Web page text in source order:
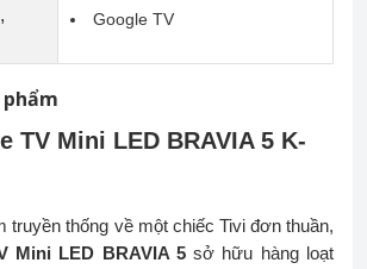
Google TV
TV Mini LED BRAVIA 5 K-
truyền thống về một chiếc Tivi đơn thuần,
Mini LED BRAVIA 5sở hữu hàng loạt